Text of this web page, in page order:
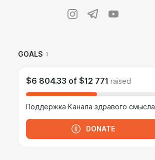
GOALS 1
$6 804.33 of $12 771 raised
Поддержка Канала здравого смысла
DONATE